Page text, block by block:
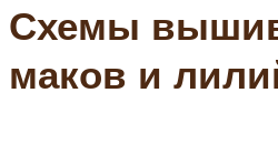
Схемы
маков и